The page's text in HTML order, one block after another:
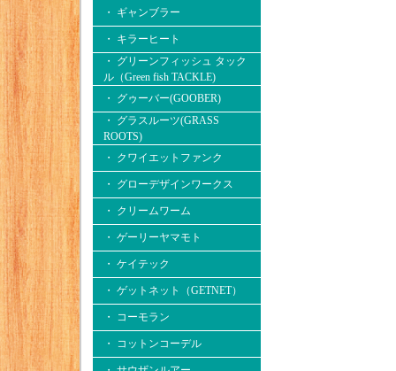
・ ギャンブラー
・ キラーヒート
・ グリーンフィッシュ タック
ル（Green fish TACKLE)
・ グゥーバー(GOOBER)
・ グラスルーツ(GRASS
ROOTS)
・ クワイエットファンク
・ グローデザインワークス
・ クリームワーム
・ ゲーリーヤマモト
・ ケイテック
・ ゲットネット（GETNET）
・ コーモラン
・ コットンコーデル